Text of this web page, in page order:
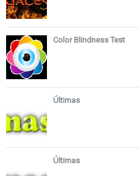
Color Blindness Test
Últimas
Últimas